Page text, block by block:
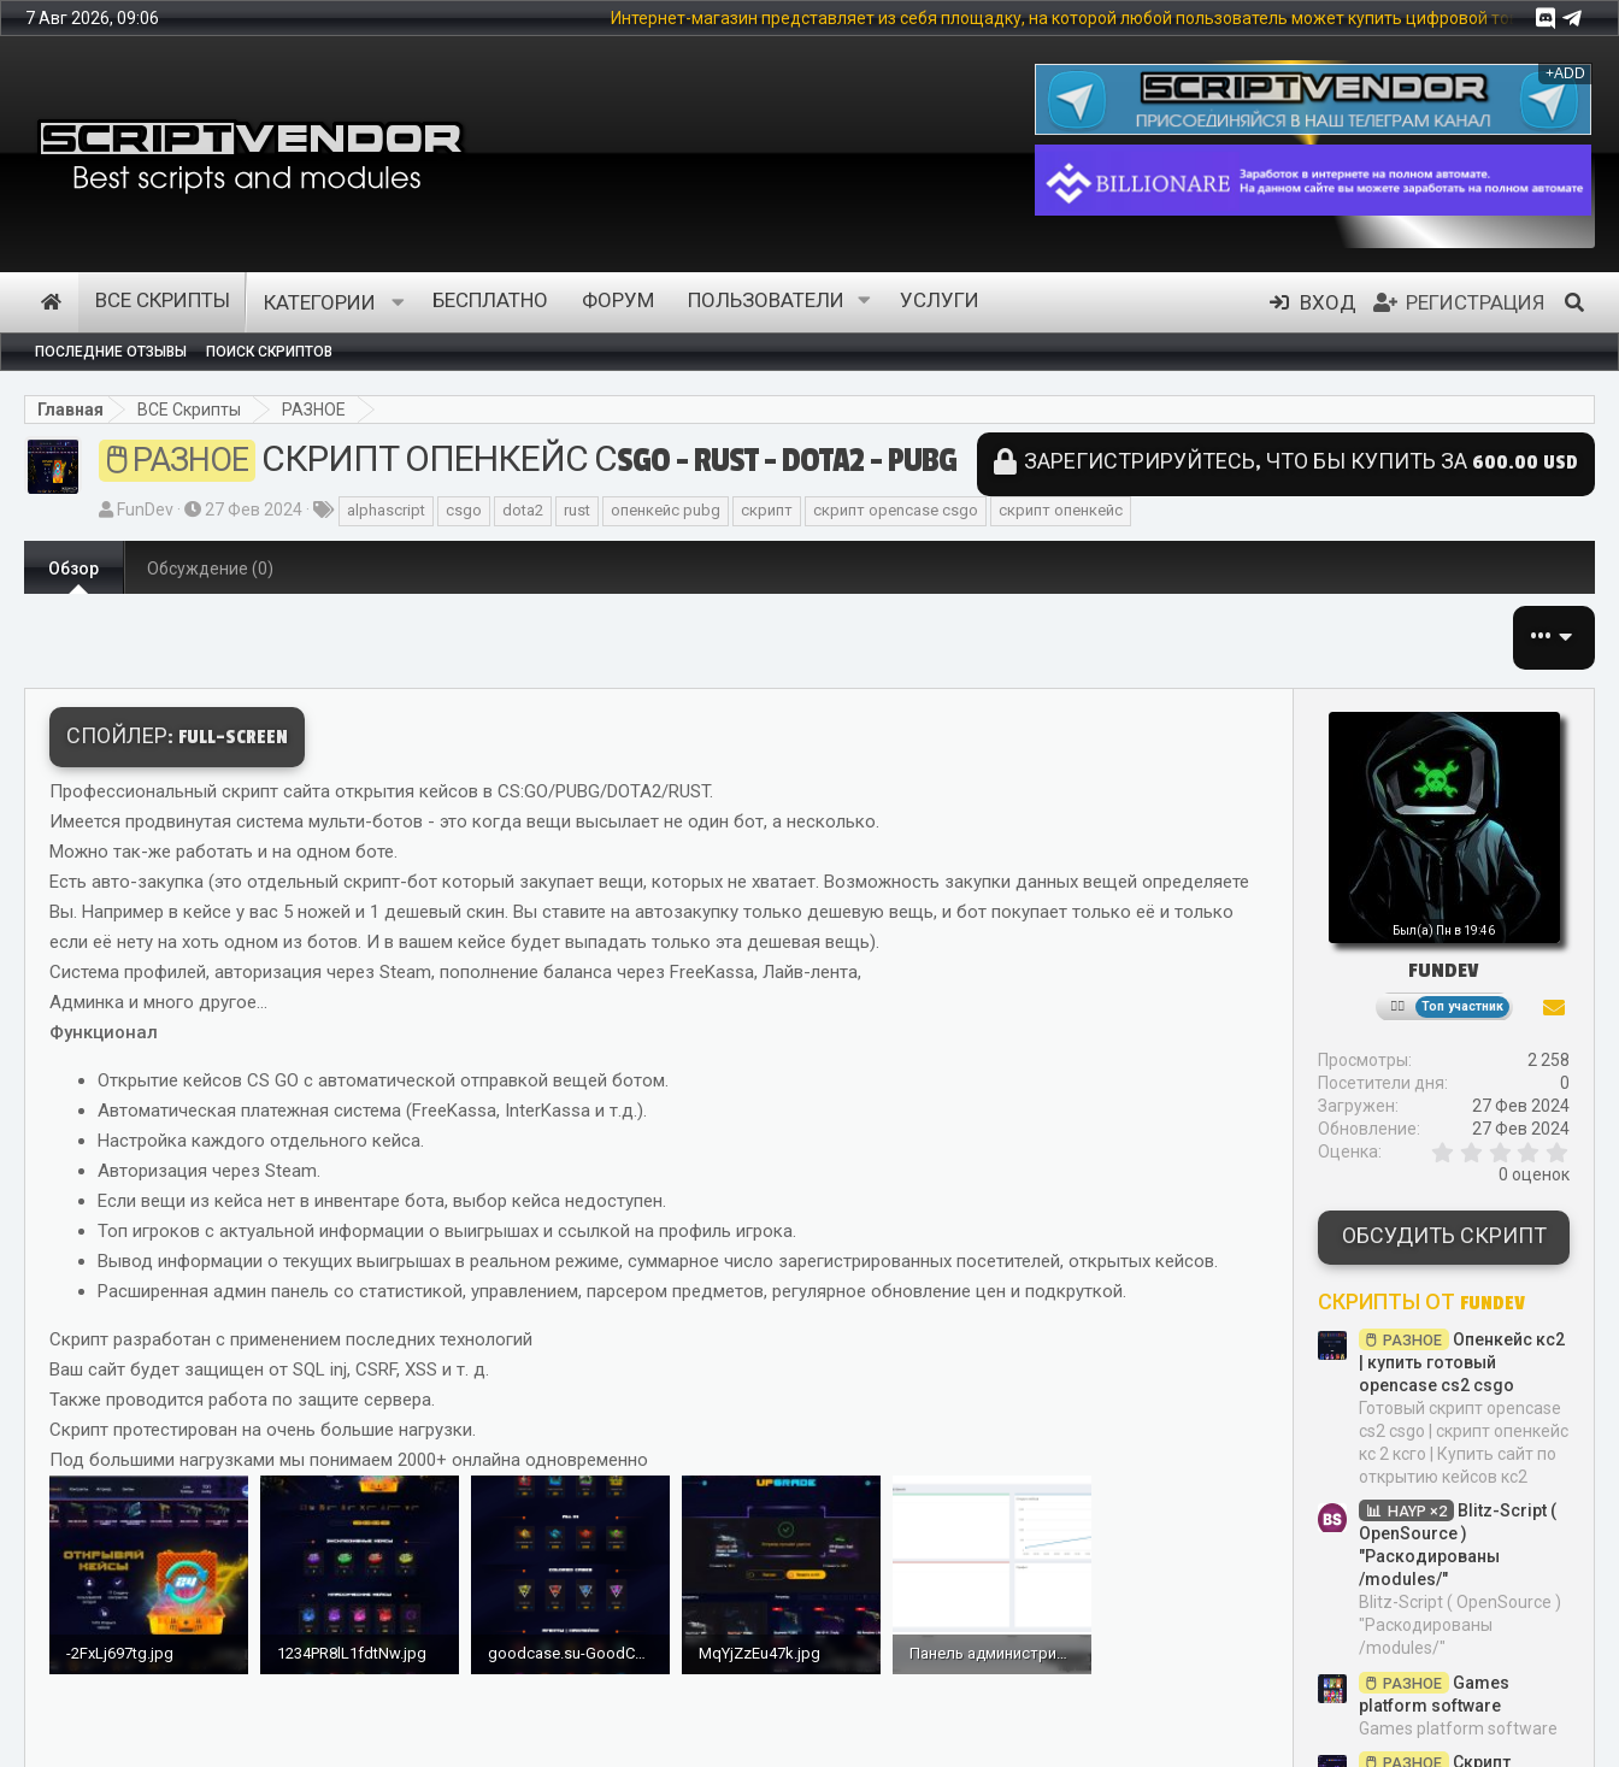
7 Авг 2026, 09:06 Интернет-магазин представляет из себя площадку, на которой любой пользователь может купить цифровой товар, в частности: скрипты,
+ADD
ВСЕ СКРИПТЫ КАТЕГОРИИ БЕСПЛАТНО ФОРУМ ПОЛЬЗОВАТЕЛИ УСЛУГИ ВХОД РЕГИСТРАЦИЯ
ПОСЛЕДНИЕ ОТЗЫВЫ ПОИСК СКРИПТОВ
Главная ВСЕ Скрипты РАЗНОЕ
РАЗНОЕ СКРИПТ ОПЕНКЕЙС СSGO - RUST - DOTA2 - PUBG ЗАРЕГИСТРИРУЙТЕСЬ, ЧТО БЫ КУПИТЬ ЗА 600.00 USD
А
в
т
о
FunDev
Д
а
т
а
д
а
и
я
27 Фев 2024
е
и
alphascript csgo dota2 rust опенкейс pubg скрипт скрипт opencase csgo скрипт опенкейс
Обзор Обсуждение (0)
•••
СПОЙЛЕР: FULL-SCREEN
Профессиональный скрипт сайта открытия кейсов в CS:GO/PUBG/DOTA2/RUST.
Имеется продвинутая система мульти-ботов - это когда вещи высылает не один бот, а несколько.
Можно так-же работать и на одном боте.
Есть авто-закупка (это отдельный скрипт-бот который закупает вещи, которых не хватает. Возможность закупки данных вещей определяете
Вы. Например в кейсе у вас 5 ножей и 1 дешевый скин. Вы ставите на автозакупку только дешевую вещь, и бот покупает только её и только
если её нету на хоть одном из ботов. И в вашем кейсе будет выпадать только эта дешевая вещь).
Система профилей, авторизация через Steam, пополнение баланса через FreeKassa, Лайв-лента,
Админка и много другое...
Функционал
Открытие кейсов CS GO с автоматической отправкой вещей ботом.
Автоматическая платежная система (FreeKassa, InterKassa и т.д.).
Настройка каждого отдельного кейса.
Авторизация через Steam.
Если вещи из кейса нет в инвентаре бота, выбор кейса недоступен.
Топ игроков с актуальной информации о выигрышах и ссылкой на профиль игрока.
Вывод информации о текущих выигрышах в реальном режиме, суммарное число зарегистрированных посетителей, открытых кейсов.
Расширенная админ панель со статистикой, управлением, парсером предметов, регулярное обновление цен и подкруткой.
Скрипт разработан с применением последних технологий
Ваш сайт будет защищен от SQL inj, CSRF, XSS и т. д.
Также проводится работа по защите сервера.
Скрипт протестирован на очень большие нагрузки.
Под большими нагрузками мы понимаем 2000+ онлайна одновременно
-2FxLj697tg.jpg 1234PR8lL1fdtNw.jpg goodcase.su-GoodCase.png MqYjZzEu47k.jpg Панель администрирования - Панельуправления.png
Был(а) Пн в 19:46
FUNDEV
Топ участник
Просмотры
2 258
Посетители дня
0
Загружен
27 Фев 2024
Обновление
27 Фев 2024
Оценка
,
з
в
0 оценок
ОБСУДИТЬ СКРИПТ
СКРИПТЫ ОТ FUNDEV
РАЗНОЕ
Опенкейс кс2
| купить готовый
opencase cs2 csgo
Готовый скрипт opencase
cs2 csgo | скрипт опенкейс
кс 2 ксго | Купить сайт по
открытию кейсов кс2
HAYP ×2
Blitz-Script (
OpenSource )
"Раскодированы
/modules/"
Blitz-Script ( OpenSource )
"Раскодированы
/modules/"
РАЗНОЕ
Games
platform software
Games platform software
РАЗНОЕ
Скрипт